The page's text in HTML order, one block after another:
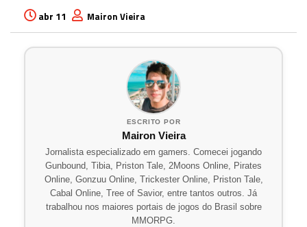
abr 11 Mairon Vieira
ESCRITO POR
Mairon Vieira
Jornalista especializado em gamers. Comecei jogando
Gunbound, Tibia, Priston Tale, 2Moons Online, Pirates
Online, Gonzuu Online, Trickester Online, Priston Tale,
Cabal Online, Tree of Savior, entre tantos outros. Já
trabalhou nos maiores portais de jogos do Brasil sobre
MMORPG.